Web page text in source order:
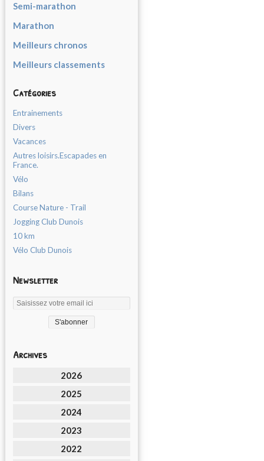
Semi-marathon
Marathon
Meilleurs chronos
Meilleurs classements
Catégories
Entrainements
Divers
Vacances
Autres loisirs.Escapades en
France.
Vélo
Bilans
Course Nature - Trail
Jogging Club Dunois
10 km
Vélo Club Dunois
Newsletter
Archives
2026
2025
2024
2023
2022